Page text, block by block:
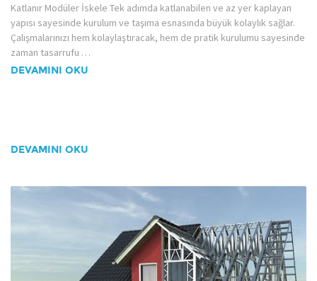
Katlanır Modüler İskele Tek adımda katlanabilen ve az yer kaplayan
yapısı sayesinde kurulum ve taşıma esnasında büyük kolaylık sağlar.
Çalışmalarınızı hem kolaylaştıracak, hem de pratik kurulumu sayesinde
zaman tasarrufu …
DEVAMINI OKU
DEVAMINI OKU